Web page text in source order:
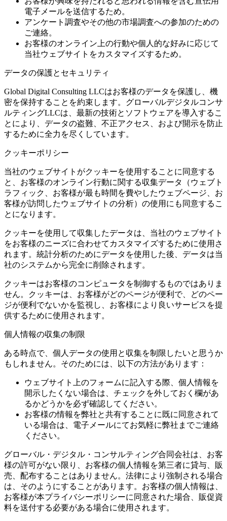
電子メールを送信するため。
アンケート調査やその他の市場調査への参加のための
ご連絡。
お客様のオンライン上の行動や個人的な好みに応じて
当社ウェブサイトをカスタマイズするため。
データの保護とセキュリティ
Global Digital Consulting LLCはお客様のデータを保護し、機
密を保持することを約束します。グローバルデジタルコンサ
ルティングLLCは、最新の技術とソフトウェアを導入するこ
とにより、データの盗難、不正アクセス、および開示を防止
するために全力を尽くしています。
クッキーポリシー
当社のウェブサイトがクッキーを使用することに同意する
と、お客様のオンライン行動に関する収集データ（ウェブト
ラフィック、お客様が最も時間を費やしたウェブページ、お
客様が訪問したウェブサイトの分析）の使用にも同意するこ
とになります。
クッキーを使用して収集したデータは、当社のウェブサイト
をお客様のニーズに合わせてカスタマイズするために使用さ
れます。統計分析のためにデータを使用した後、データは当
社のシステムから完全に削除されます。
クッキーはお客様のコンピュータを制御するものではありま
せん。クッキーは、お客様がどのページが便利で、どのペー
ジが便利でないかを監視し、お客様により良いサービスを提
供するために使用されます。
個人情報の収集の制限
ある時点で、個人データの使用と収集を制限したいと思うか
もしれません。そのためには、以下の方法があります：
ウェブサイト上のフォームに記入する際、個人情報を
開示したくない場合は、チェックを外しておく欄があ
るかどうかを必ず確認してください。
お客様の情報を弊社と共有することに既に同意されて
いる場合は、電子メールにてお気軽に弊社までご連絡
ください。
グローバル・デジタル・コンサルティング合同会社は、お客
様の許可がない限り、お客様の個人情報を第三者に貸与、販
売、配布することはありません。法律により強制される場合
は、そのようにすることがあります。お客様の個人情報は、
お客様が本プライバシーポリシーに同意された場合、販促資
料を送付する必要がある場合に使用されます。